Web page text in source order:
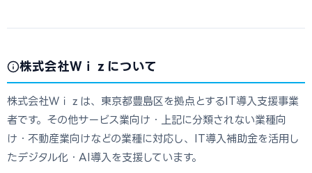
株式会社Ｗｉｚについて
株式会社Ｗｉｚは、東京都豊島区を拠点とするIT導入支援事業
者です。その他サービス業向け・上記に分類されない業種向
け・不動産業向けなどの業種に対応し、IT導入補助金を活用し
たデジタル化・AI導入を支援しています。